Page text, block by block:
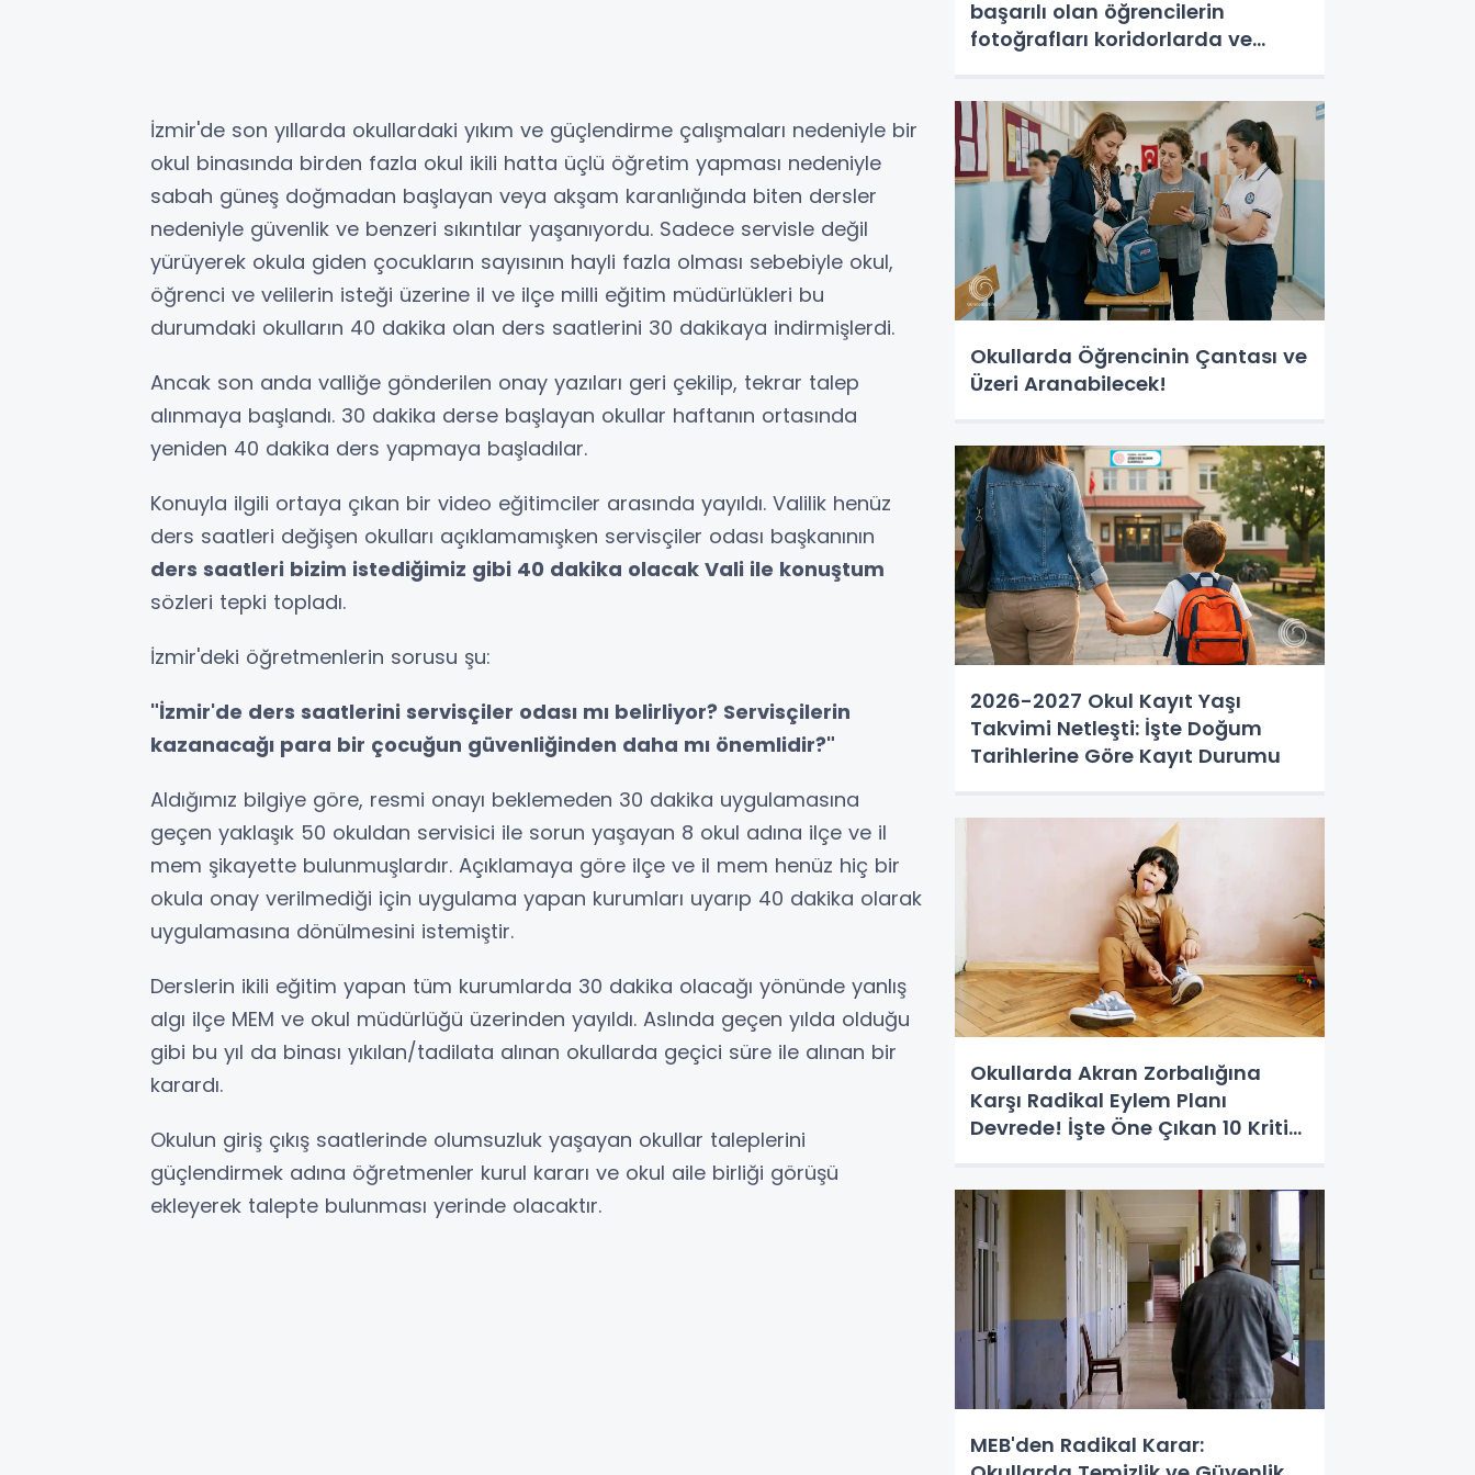
İzmir'de son yıllarda okullardaki yıkım ve güçlendirme çalışmaları nedeniyle bir
okul binasında birden fazla okul ikili hatta üçlü öğretim yapması nedeniyle
sabah güneş doğmadan başlayan veya akşam karanlığında biten dersler
nedeniyle güvenlik ve benzeri sıkıntılar yaşanıyordu. Sadece servisle değil
yürüyerek okula giden çocukların sayısının hayli fazla olması sebebiyle okul,
öğrenci ve velilerin isteği üzerine il ve ilçe milli eğitim müdürlükleri bu
durumdaki okulların 40 dakika olan ders saatlerini 30 dakikaya indirmişlerdi.
Ancak son anda valliğe gönderilen onay yazıları geri çekilip, tekrar talep
alınmaya başlandı. 30 dakika derse başlayan okullar haftanın ortasında
yeniden 40 dakika ders yapmaya başladılar.
Konuyla ilgili ortaya çıkan bir video eğitimciler arasında yayıldı. Valilik henüz
ders saatleri değişen okulları açıklamamışken servisçiler odası başkanının
ders saatleri bizim istediğimiz gibi 40 dakika olacak Vali ile konuştum
sözleri tepki topladı.
İzmir'deki öğretmenlerin sorusu şu:
"İzmir'de ders saatlerini servisçiler odası mı belirliyor? Servisçilerin
kazanacağı para bir çocuğun güvenliğinden daha mı önemlidir?"
Aldığımız bilgiye göre, resmi onayı beklemeden 30 dakika uygulamasına
geçen yaklaşık 50 okuldan servisici ile sorun yaşayan 8 okul adına ilçe ve il
mem şikayette bulunmuşlardır. Açıklamaya göre ilçe ve il mem henüz hiç bir
okula onay verilmediği için uygulama yapan kurumları uyarıp 40 dakika olarak
uygulamasına dönülmesini istemiştir.
Derslerin ikili eğitim yapan tüm kurumlarda 30 dakika olacağı yönünde yanlış
algı ilçe MEM ve okul müdürlüğü üzerinden yayıldı. Aslında geçen yılda olduğu
gibi bu yıl da binası yıkılan/tadilata alınan okullarda geçici süre ile alınan bir
karardı.
Okulun giriş çıkış saatlerinde olumsuzluk yaşayan okullar taleplerini
güçlendirmek adına öğretmenler kurul kararı ve okul aile birliği görüşü
ekleyerek talepte bulunması yerinde olacaktır.
başarılı olan öğrencilerin
fotoğrafları koridorlarda ve
Okullarda Öğrencinin Çantası ve
Üzeri Aranabilecek!
2026-2027 Okul Kayıt Yaşı
Takvimi Netleşti: İşte Doğum
Tarihlerine Göre Kayıt Durumu
Okullarda Akran Zorbalığına
Karşı Radikal Eylem Planı
Devrede! İşte Öne Çıkan 10 Kritik
MEB'den Radikal Karar: